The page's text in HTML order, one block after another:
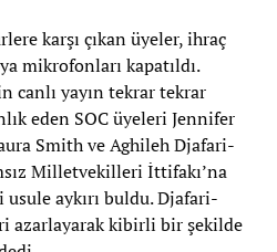
karşı çıkan üyeler, ihraç
mikrofonları kapatıldı.
canlı yayın tekrar tekrar
eden SOC üyeleri Jennifer
Smith ve Aghileh Djafari-
Milletvekilleri İttifakı’na
aykırı buldu. Djafari-
azarlayarak kibirli bir şekilde